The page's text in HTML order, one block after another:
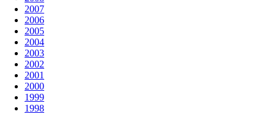
2007
2006
2005
2004
2003
2002
2001
2000
1999
1998